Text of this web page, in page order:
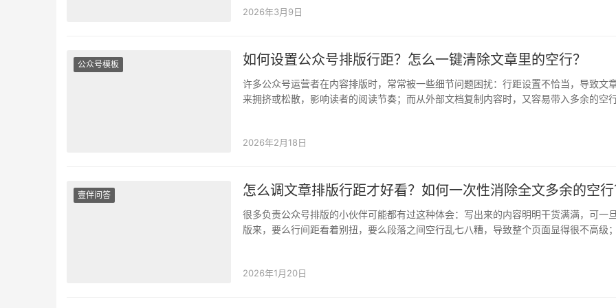
2026年3月9日
公众号模板 如何设置公众号排版行距？怎么一键清除文章里的空行？
许多公众号运营者在内容排版时，常常被一些细节问题困扰：行距设置不恰当，导致文
来拥挤或松散，影响读者的阅读节奏；而从外部文档复制内容时，又容易带入多余的空
2026年2月18日
壹伴问答 怎么调文章排版行距才好看？如何一次性消除全文多余的空行
很多负责公众号排版的小伙伴可能都有过这种体会：写出来的内容明明干货满满，可一
版来，要么行间距看着别扭，要么段落之间空行乱七八糟，导致整个页面显得很不高级
2026年1月20日